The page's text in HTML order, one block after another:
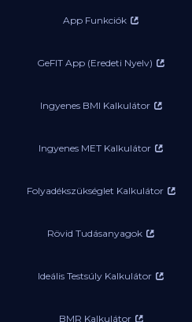
App Funkciók
GeFIT App (Eredeti Nyelv)
Ingyenes BMI Kalkulátor
Ingyenes MET Kalkulátor
Folyadékszükséglet Kalkulátor
Rövid Tudásanyagok
Ideális Testsúly Kalkulátor
BMR Kalkulátor